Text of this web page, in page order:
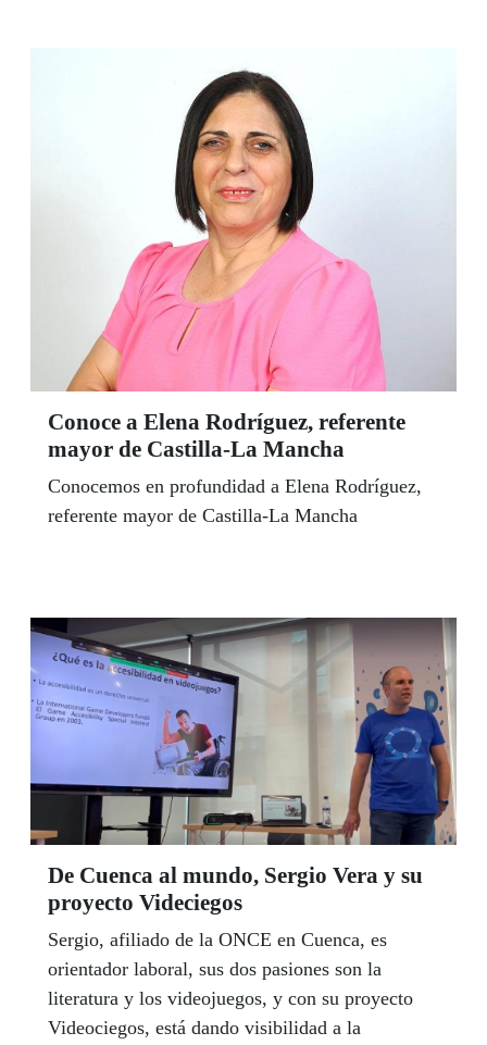
Conoce a Elena Rodríguez, referente
mayor de Castilla-La Mancha
Conocemos en profundidad a Elena Rodríguez,
referente mayor de Castilla-La Mancha
De Cuenca al mundo, Sergio Vera y su
proyecto Videciegos
Sergio, afiliado de la ONCE en Cuenca, es
orientador laboral, sus dos pasiones son la
literatura y los videojuegos, y con su proyecto
Videociegos, está dando visibilidad a la